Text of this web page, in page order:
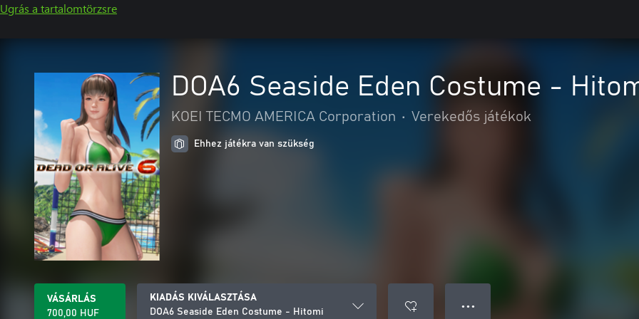
Ugrás a tartalomtörzsre
DOA6 Seaside Eden Costume -
KOEI TECMO AMERICA Corporation • Verekedős játékok
Ehhez játékra van szükség
VÁSÁRLÁS
700,00 HUF
KIADÁS KIVÁLASZTÁSA
DOA6 Seaside Eden Costume - Hitomi
● ● ●